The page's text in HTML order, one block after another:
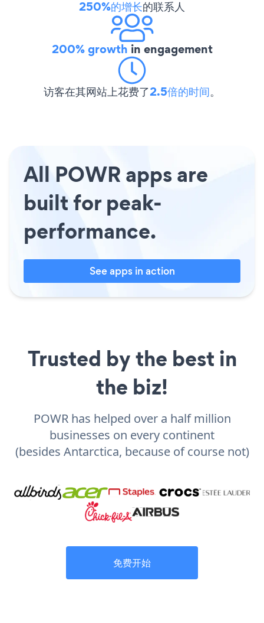
250%的增长的联系人
200% growth in engagement
访客在其网站上花费了2.5倍的时间。
All POWR apps are
built for peak-
performance.
See apps in action
Trusted by the best in
the biz!
POWR has helped over a half million
businesses on every continent
(besides Antarctica, because of course not)
免费开始